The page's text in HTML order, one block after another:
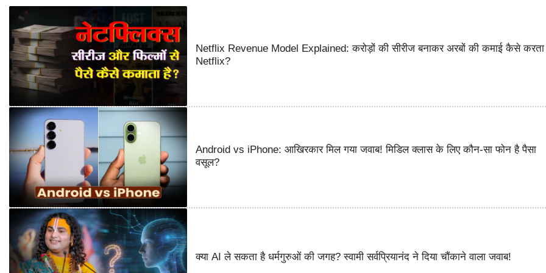
Netflix Revenue Model Explained: करोड़ों की सीरीज बनाकर अरबों की कमाई कैसे
Netflix?
Android vs iPhone: आखिरकार मिल गया जवाब! मिडिल क्लास के लिए कौन-सा फोन है पैसा
वसूल?
क्या AI ले सकता है धर्मगुरुओं की जगह? स्वामी सर्वप्रियानंद ने दिया चौंकाने वाला जवाब!